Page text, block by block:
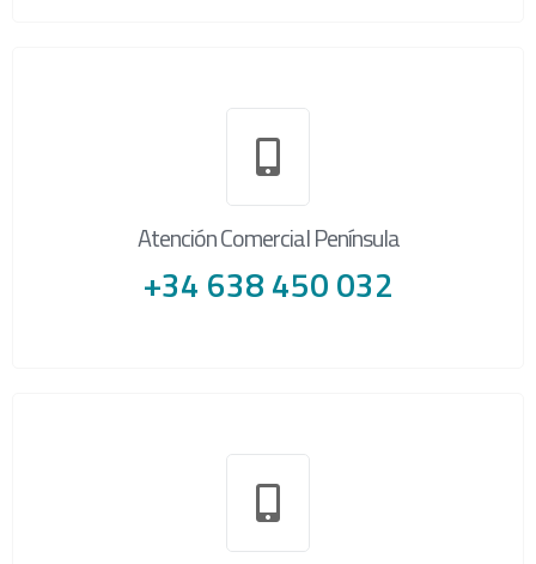
Atención Comercial Península
+34 638 450 032